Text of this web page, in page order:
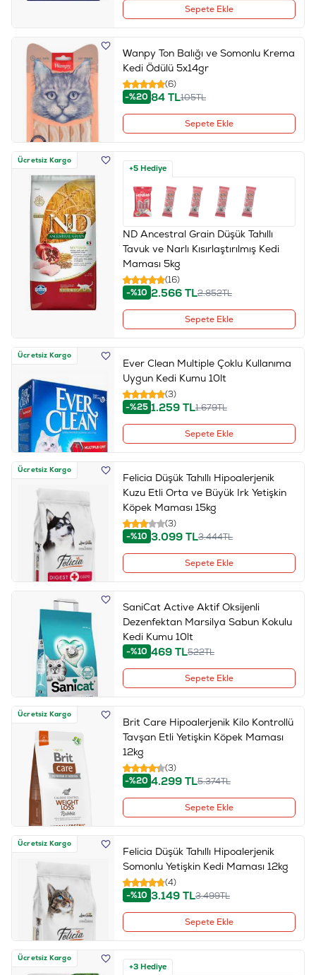
Sepete Ekle
Wanpy Ton Balığı ve Somonlu Krema
Kedi Ödülü 5x14gr
(6)
-%20 84TL105TL
Sepete Ekle
Ücretsiz Kargo
+5 Hediye
ND Ancestral Grain Düşük Tahıllı
Tavuk ve Narlı Kısırlaştırılmış Kedi
Maması 5kg
(16)
-%10 2.566TL2.852TL
Sepete Ekle
Ücretsiz Kargo
Ever Clean Multiple Çoklu Kullanıma
Uygun Kedi Kumu 10lt
(3)
-%25 1.259TL1.679TL
Sepete Ekle
Ücretsiz Kargo
Felicia Düşük Tahıllı Hipoalerjenik
Kuzu Etli Orta ve Büyük Irk Yetişkin
Köpek Maması 15kg
(3)
-%10 3.099TL3.444TL
Sepete Ekle
SaniCat Active Aktif Oksijenli
Dezenfektan Marsilya Sabun Kokulu
Kedi Kumu 10lt
-%10 469TL522TL
Sepete Ekle
Ücretsiz Kargo
Brit Care Hipoalerjenik Kilo Kontrollü
Tavşan Etli Yetişkin Köpek Maması
12kg
(3)
-%20 4.299TL5.374TL
Sepete Ekle
Ücretsiz Kargo
Felicia Düşük Tahıllı Hipoalerjenik
Somonlu Yetişkin Kedi Maması 12kg
(4)
-%10 3.149TL3.499TL
Sepete Ekle
Ücretsiz Kargo
+3 Hediye